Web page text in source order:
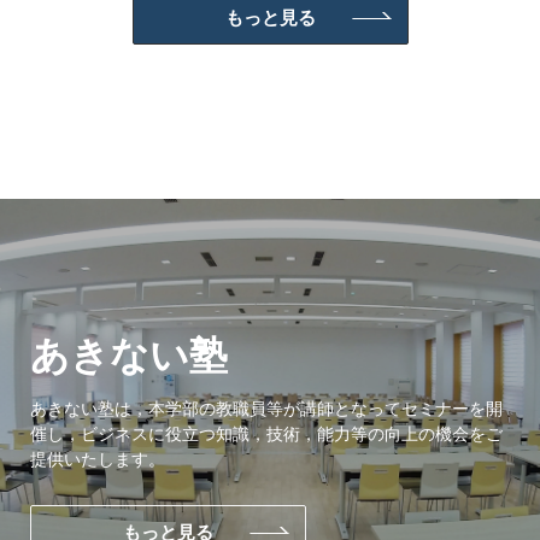
もっと見る
あきない塾
あきない塾は，本学部の教職員等が講師となってセミナーを開
催し，ビジネスに役立つ知識，技術，能力等の向上の機会をご
提供いたします。
もっと見る